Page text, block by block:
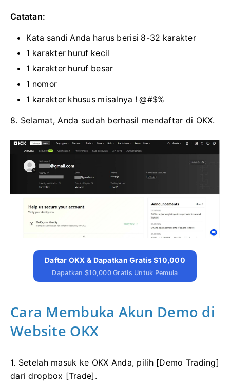
Catatan:
Kata sandi Anda harus berisi 8-32 karakter
1 karakter huruf kecil
1 karakter huruf besar
1 nomor
1 karakter khusus misalnya !@#$%
8. Selamat, Anda sudah berhasil mendaftar di OKX.
Daftar OKX & Dapatkan Gratis $10,000
Dapatkan $10,000 Gratis Untuk Pemula
Cara Membuka Akun Demo di
Website OKX
1. Setelah masuk ke OKX Anda, pilih [Demo Trading]
dari dropbox [Trade].